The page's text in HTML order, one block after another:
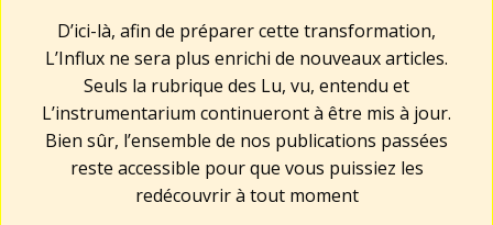
D’ici-là, afin de préparer cette transformation,
L’Influx ne sera plus enrichi de nouveaux articles.
Seuls la rubrique des Lu, vu, entendu et
L’instrumentarium continueront à être mis à jour.
Bien sûr, l’ensemble de nos publications passées
reste accessible pour que vous puissiez les
redécouvrir à tout moment